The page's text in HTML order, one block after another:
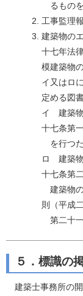
るものを
工事監理
建築物の
十七年法
模建築物
イ又はロ
定める図
イ 建築物
十七条第
を行つ
ロ 建築物
十七条第
建築物の
則（平成
第二十
５．標識の
建築士事務所の